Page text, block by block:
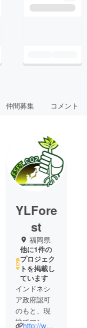
仲間募集 コメント
YLFore
st
福岡県
他に1件の
プロジェク
トを掲載し
ています
インドネシ
ア政府認可
のもと、現
地でマングhttp://www.ylforest.co.jp/